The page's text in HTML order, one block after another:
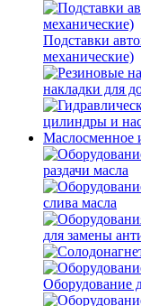
Подставки
механические)
накладки для
цилиндры и
Маслосменное
раздачи масла
слива масла
для замены
Оборудование